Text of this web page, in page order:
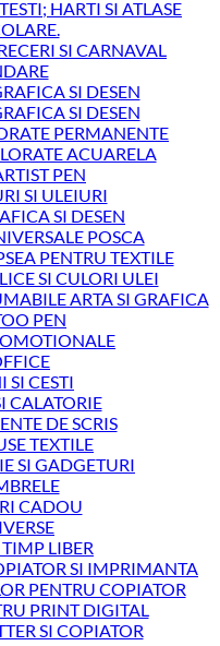
HARTI SI ATLASE
SI CARNAVAL
SI DESEN
SI DESEN
PERMANENTE
ACUARELA
PEN
SI ULEIURI
SI DESEN
POSCA
PENTRU TEXTILE
SI CULORI ULEI
ARTA SI GRAFICA
PEN
SI CESTI
CALATORIE
DE SCRIS
TEXTILE
SI GADGETURI
CADOU
LIBER
SI IMPRIMANTA
PENTRU COPIATOR
PRINT DIGITAL
SI COPIATOR